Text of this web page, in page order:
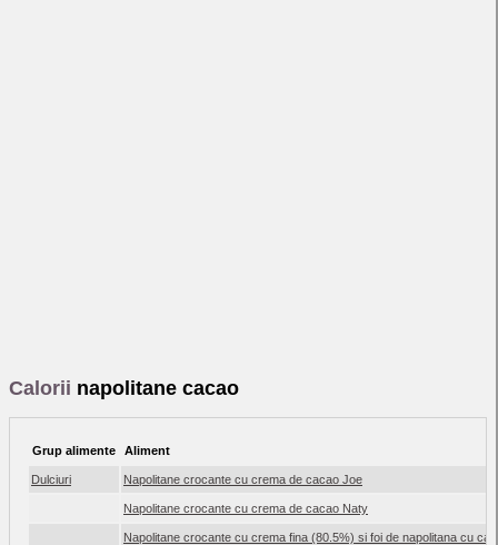
Calorii napolitane cacao
Grup alimente Aliment
Dulciuri Napolitane crocante cu crema de cacao Joe
Napolitane crocante cu crema de cacao Naty
Napolitane crocante cu crema fina (80.5%) si foi de napolitana cu